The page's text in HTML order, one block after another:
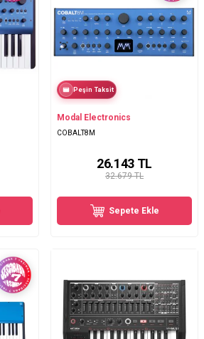
Peşin Taksit
Modal Electronics
COBALT8M
32.679 TL
26.143TL
Sepete Ekle